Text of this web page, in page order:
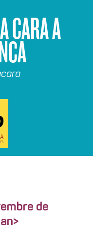
CARA A
de